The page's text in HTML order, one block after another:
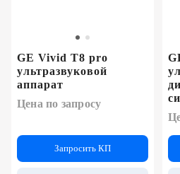
GE Vivid T8 pro
ультразвуковой
аппарат
Цена по запросу
Запросить КП